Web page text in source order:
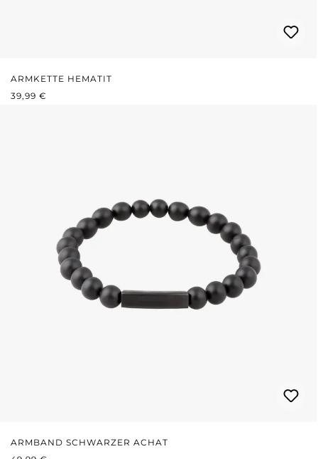
ARMKETTE HEMATIT
REGULÄRER PREIS:
39,99 €
ARMBAND SCHWARZER ACHAT